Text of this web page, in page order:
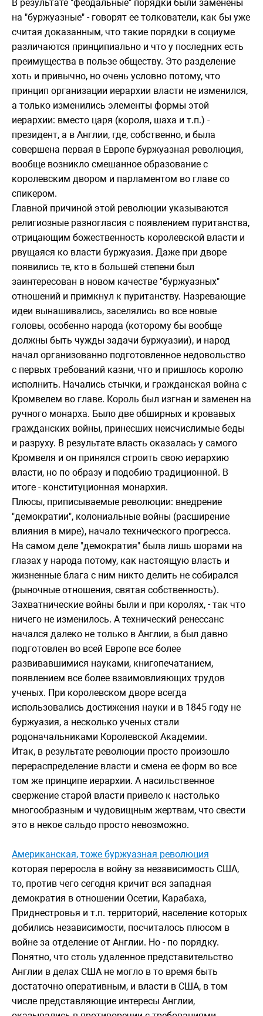
В результате "феодальные" порядки были заменены
на "буржуазные" - говорят ее толкователи, как бы уже
считая доказанным, что такие порядки в социуме
различаются принципиально и что у последних есть
преимущества в пользе обществу. Это разделение
хоть и привычно, но очень условно потому, что
принцип организации иерархии власти не изменился,
а только изменились элементы формы этой
иерархии: вместо царя (короля, шаха и т.п.) -
президент, а в Англии, где, собственно, и была
совершена первая в Европе буржуазная революция,
вообще возникло смешанное образование с
королевским двором и парламентом во главе со
спикером.
Главной причиной этой революции указываются
религиозные разногласия с появлением пуританства,
отрицающим божественность королевской власти и
рвущаяся ко власти буржуазия. Даже при дворе
появились те, кто в большей степени был
заинтересован в новом качестве "буржуазных"
отношений и примкнул к пуританству. Назревающие
идеи вынашивались, заселялись во все новые
головы, особенно народа (которому бы вообще
должны быть чужды задачи буржуазии), и народ
начал организованно подготовленное недовольство
с первых требований казни, что и пришлось королю
исполнить. Начались стычки, и гражданская война с
Кромвелем во главе. Король был изгнан и заменен на
ручного монарха. Было две обширных и кровавых
гражданских войны, принесших неисчислимые беды
и разруху. В результате власть оказалась у самого
Кромвеля и он принялся строить свою иерархию
власти, но по образу и подобию традиционной. В
итоге - конституционная монархия.
Плюсы, приписываемые революции: внедрение
"демократии", колониальные войны (расширение
влияния в мире), начало технического прогресса.
На самом деле "демократия" была лишь шорами на
глазах у народа потому, как настоящую власть и
жизненные блага с ним никто делить не собирался
(рыночные отношения, святая собственность).
Захватнические войны были и при королях, - так что
ничего не изменилось. А технический ренессанс
начался далеко не только в Англии, а был давно
подготовлен во всей Европе все более
развивавшимися науками, книгопечатанием,
появлением все более взаимовлияющих трудов
ученых. При королевском дворе всегда
использовались достижения науки и в 1845 году не
буржуазия, а несколько ученых стали
родоначальниками Королевской Академии.
Итак, в результате революции просто произошло
перераспределение власти и смена ее форм во все
том же принципе иерархии. А насильственное
свержение старой власти привело к настолько
многообразным и чудовищным жертвам, что свести
это в некое сальдо просто невозможно.
Американская, тоже буржуазная революция
которая переросла в войну за независимость США,
то, против чего сегодня кричит вся западная
демократия в отношении Осетии, Карабаха,
Приднестровья и т.п. территорий, население которых
добились независимости, посчиталось плюсом в
войне за отделение от Англии. Но - по порядку.
Понятно, что столь удаленное представительство
Англии в делах США не могло в то время быть
достаточно оперативным, и власти в США, в том
числе представляющие интересы Англии,